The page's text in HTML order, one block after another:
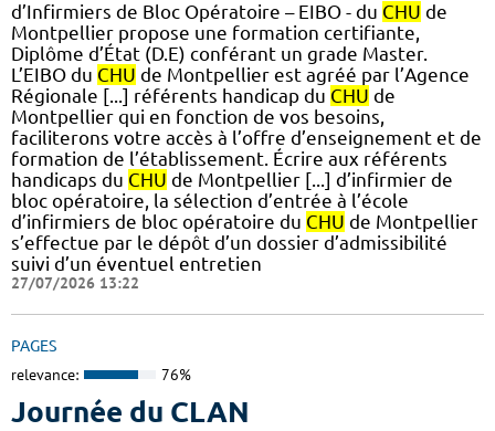
d’Infirmiers de Bloc Opératoire – EIBO - du CHU de
Montpellier propose une formation certifiante,
Diplôme d’État (D.E) conférant un grade Master.
L’EIBO du CHU de Montpellier est agréé par l’Agence
Régionale [...] référents handicap du CHU de
Montpellier qui en fonction de vos besoins,
faciliterons votre accès à l’offre d’enseignement et de
formation de l’établissement. Écrire aux référents
handicaps du CHU de Montpellier [...] d’infirmier de
bloc opératoire, la sélection d’entrée à l’école
d’infirmiers de bloc opératoire du CHU de Montpellier
s’effectue par le dépôt d’un dossier d’admissibilité
suivi d’un éventuel entretien
27/07/2026 13:22
PAGES
relevance: 76%
Journée du CLAN